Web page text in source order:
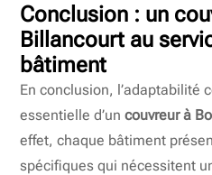
Conclusion : un
Billancourt au
bâtiment
En conclusion, l’adaptabilité
essentielle d’uncouvreur à
effet, chaque bâtiment
spécifiques qui nécessitent